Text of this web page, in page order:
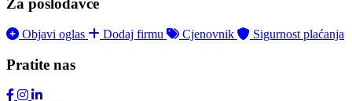
Za poslodavce
Objavi oglas Dodaj firmu Cjenovnik Sigurnost plaćanja
Pratite nas